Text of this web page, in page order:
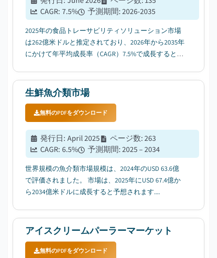
CAGR: 7.5% 予測期間:2026-2035
2025年の食品トレーサビリティソリューション市場
は262億米ドルと推定されており、2026年から2035年
にかけて年平均成長率（CAGR）7.5%で成長すると見
生鮮魚介類市場
無料のPDFをダウンロード
発行日: April 2025 ページ数:263
CAGR: 6.5% 予測期間:2025 – 2034
世界規模の魚介類市場規模は、2024年のUSD 63.6億
で評価されました。 市場は、2025年にUSD 67.4億か
ら2034億米ドルに成長すると予想されます....
アイスクリームパーラーマーケット
無料のPDFをダウンロード